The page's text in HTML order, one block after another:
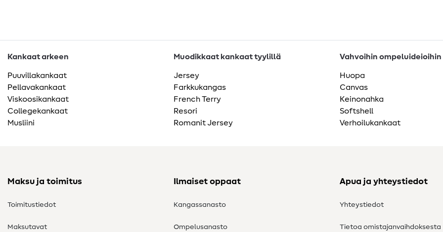
Kankaat arkeen
Puuvillakankaat
Pellavakankaat
Viskoosikankaat
Collegekankaat
Musliini
Muodikkaat kankaat tyylillä
Jersey
Farkkukangas
French Terry
Resori
Romanit Jersey
Vahvoihin ompeluideioihin
Huopa
Canvas
Keinonahka
Softshell
Verhoilukankaat
Maksu ja toimitus
Toimitustiedot
Maksutavat
Ilmaiset oppaat
Kangassanasto
Ompelusanasto
Apua ja yhteystiedot
Yhteystiedot
Tietoa omistajanvaihdoksesta